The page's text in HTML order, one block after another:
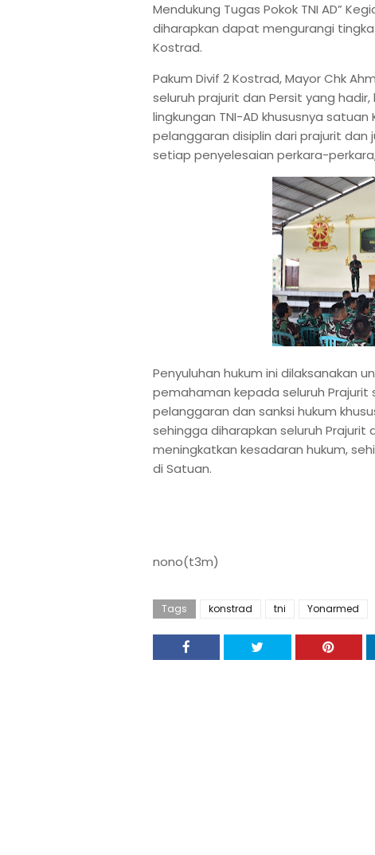
Mendukung Tugas Pokok TNI AD”
diharapkan dapat mengurangi
Kostrad.
Pakum Divif 2 Kostrad, Mayor Chk
seluruh prajurit dan Persit yang
lingkungan TNI-AD khususnya
pelanggaran disiplin dari prajurit
setiap penyelesaian perkara-
Penyuluhan hukum ini dilaksanakan
pemahaman kepada seluruh
pelanggaran dan sanksi hukum
sehingga diharapkan seluruh Prajurit
meningkatkan kesadaran hukum,
di Satuan.
nono(t3m)
Tags konstrad tni Yonarmed